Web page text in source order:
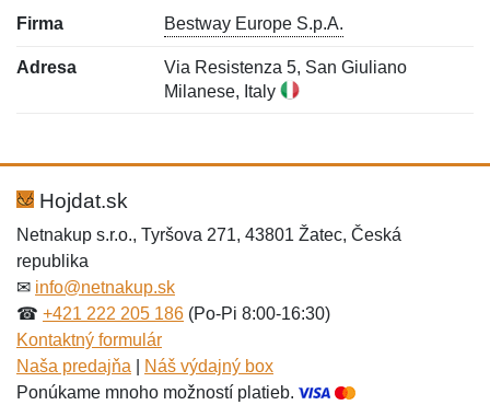
Firma Bestway Europe S.p.A.
Adresa
Via Resistenza 5, San Giuliano
Milanese, Italy
Hodnotenie:
Meno:*
E-mail:
Meno:
E-mail:*
Správa*
Hojdat.sk
Netnakup s.r.o., Tyršova 271, 43801 Žatec, Česká
republika
✉ info@netnakup.sk
☎ +421 222 205 186 (Po-Pi 8:00-16:30)
Kontaktný formulár
Naša predajňa
Náš výdajný box
Ponúkame mnoho možností platieb.